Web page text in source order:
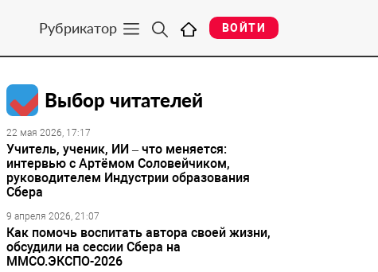
Рубрикатор ВОЙТИ
Выбор читателей
22 мая 2026, 17:17
Учитель, ученик, ИИ – что меняется:
интервью с Артёмом Соловейчиком,
руководителем Индустрии образования
Сбера
9 апреля 2026, 21:07
Как помочь воспитать автора своей жизни,
обсудили на сессии Сбера на
ММСО.ЭКСПО-2026